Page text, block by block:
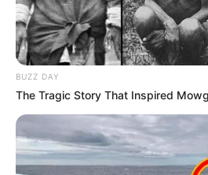
BUZZ DAY
The Tragic Story That Inspired